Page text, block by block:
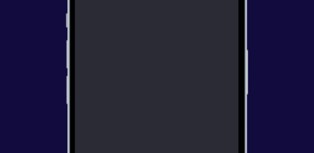
ad choices. Visit megaphone.fm/adchoices [
megaphone.fm/adchoices